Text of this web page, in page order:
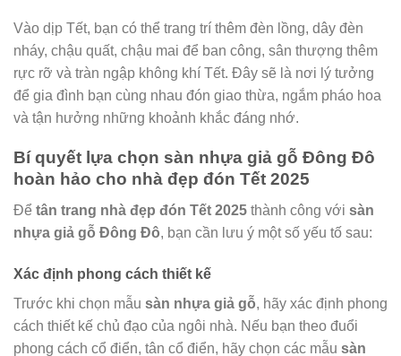
Vào dịp Tết, bạn có thể trang trí thêm đèn lồng, dây đèn
nháy, chậu quất, chậu mai để ban công, sân thượng thêm
rực rỡ và tràn ngập không khí Tết. Đây sẽ là nơi lý tưởng
để gia đình bạn cùng nhau đón giao thừa, ngắm pháo hoa
và tận hưởng những khoảnh khắc đáng nhớ.
Bí quyết lựa chọn sàn nhựa giả gỗ Đông Đô
hoàn hảo cho nhà đẹp đón Tết 2025
Để tân trang nhà đẹp đón Tết 2025 thành công với sàn
nhựa giả gỗ Đông Đô, bạn cần lưu ý một số yếu tố sau:
Xác định phong cách thiết kế
Trước khi chọn mẫu sàn nhựa giả gỗ, hãy xác định phong
cách thiết kế chủ đạo của ngôi nhà. Nếu bạn theo đuổi
phong cách cổ điển, tân cổ điển, hãy chọn các mẫu sàn